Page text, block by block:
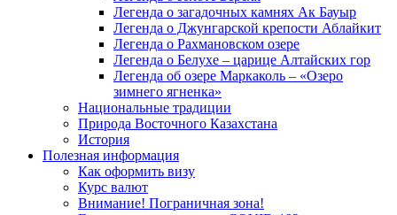
Легенда о загадочных камнях Ак Бауыр
Легенда о Джунгарской крепости Аблайкит
Легенда о Рахмановском озере
Легенда о Белухе – царице Алтайских гор
Легенда об озере Маркаколь – «Озеро
зимнего ягненка»
Национальные традиции
Природа Восточного Казахстана
История
Полезная информация
Как оформить визу
Курс валют
Внимание! Пограничная зона!